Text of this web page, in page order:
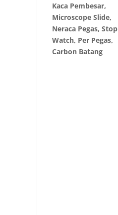
Kaca Pembesar,
Microscope Slide,
Neraca Pegas, Stop
Watch, Per Pegas,
Carbon Batang